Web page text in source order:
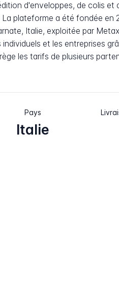
d'enveloppes, de colis et
plateforme a été fondée en
Italie, exploitée par
et les entreprises
les tarifs de plusieurs
Pays
Italie